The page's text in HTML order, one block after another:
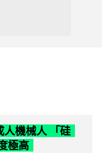
人機械人 「硅
極高